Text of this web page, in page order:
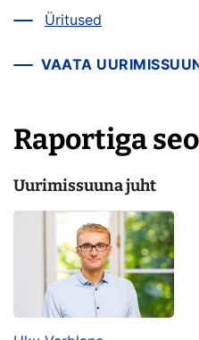
Üritused
VAATA
Raportiga
Uurimissuuna juht